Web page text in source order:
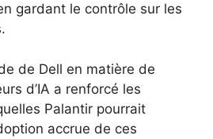
gardant le contrôle sur les
de Dell en matière de
d’IA a renforcé les
Palantir pourrait
accrue de ces